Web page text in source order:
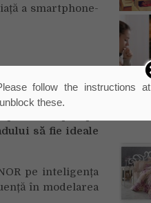
a smartphone-
provocând
să fie ideale
pe inteligența
în modelarea
follow the instructions at
these.